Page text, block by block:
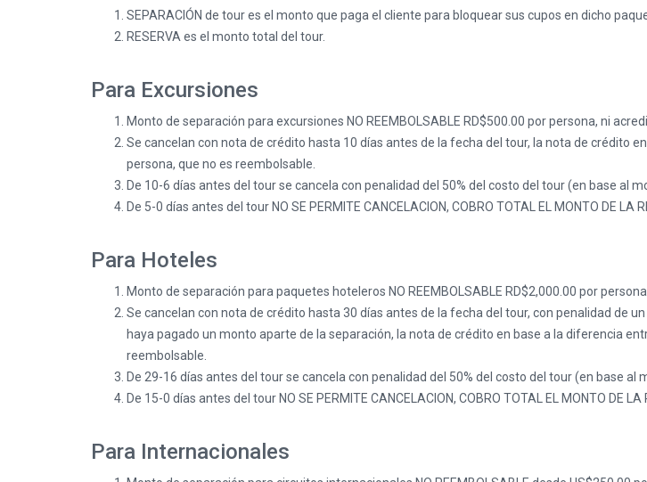
SEPARACIÓN de tour es el monto que paga el cliente para bloquear sus cupos en dicho
RESERVA es el monto total del tour.
Para Excursiones
Monto de separación para excursiones NO REEMBOLSABLE RD$500.00 por persona, ni
Se cancelan con nota de crédito hasta 10 días antes de la fecha del tour, la nota de crédito
persona, que no es reembolsable.
De 10-6 días antes del tour se cancela con penalidad del 50% del costo del tour (en base al
De 5-0 días antes del tour NO SE PERMITE CANCELACION, COBRO TOTAL EL MONTO DE LA
Para Hoteles
Monto de separación para paquetes hoteleros NO REEMBOLSABLE RD$2,000.00 por
Se cancelan con nota de crédito hasta 30 días antes de la fecha del tour, con penalidad de
haya pagado un monto aparte de la separación, la nota de crédito en base a la diferencia
reembolsable.
De 29-16 días antes del tour se cancela con penalidad del 50% del costo del tour (en base al
De 15-0 días antes del tour NO SE PERMITE CANCELACION, COBRO TOTAL EL MONTO DE LA
Para Internacionales